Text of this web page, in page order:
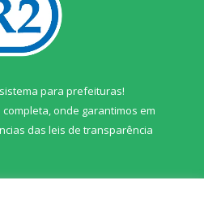
sistema para prefeituras!
completa, onde garantimos em
das leis de transparência